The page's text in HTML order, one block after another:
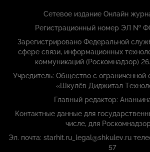
Сетевое издание Онлайн
Регистрационный номер ЭЛ №
Зарегистрировано Федеральной
сфере связи, информационных
коммуникаций (Роскомнадзор)
Учредитель: Общество с ограниченной
«Шкулёв Диджитал
Главный редактор:
Контактные данные для
числе, для
Эл. почта: starhit.ru_legal@shkulev.ru
57